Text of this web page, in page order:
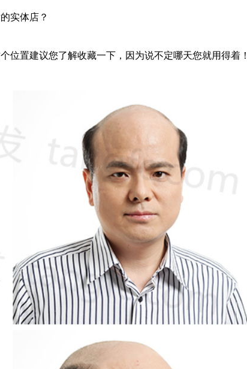
实体店？
位置建议您了解收藏一下，因为说不定哪天您就用得着